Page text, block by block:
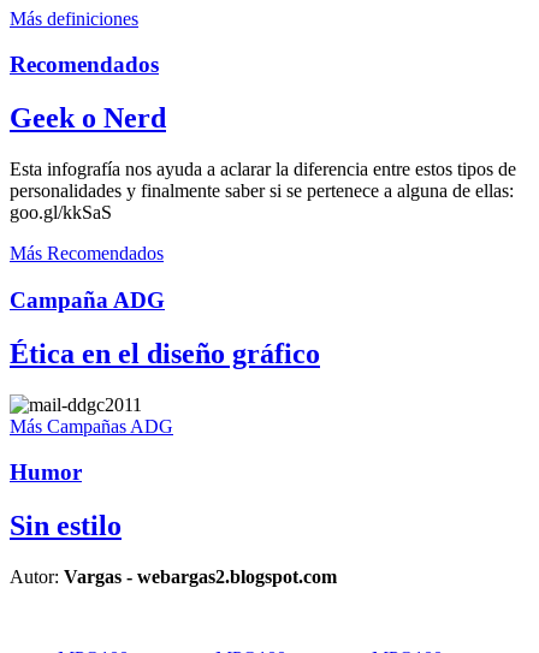
Más definiciones
Recomendados
Geek o Nerd
Esta infografía nos ayuda a aclarar la diferencia entre estos tipos de
personalidades y finalmente saber si se pertenece a alguna de ellas:
goo.gl/kkSaS
Más Recomendados
Campaña ADG
Ética en el diseño gráfico
Más Campañas ADG
Humor
Sin estilo
Autor: Vargas - webargas2.blogspot.com